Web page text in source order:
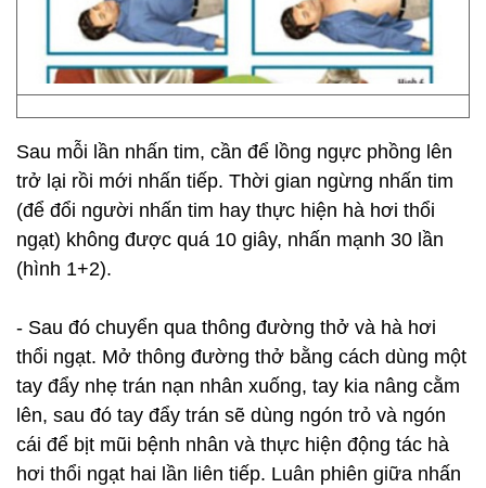
Sau mỗi lần nhấn tim, cần để lồng ngực phồng lên
trở lại rồi mới nhấn tiếp. Thời gian ngừng nhấn tim
(để đổi người nhấn tim hay thực hiện hà hơi thổi
ngạt) không được quá 10 giây, nhấn mạnh 30 lần
(hình 1+2).
- Sau đó chuyển qua thông đường thở và hà hơi
thổi ngạt. Mở thông đường thở bằng cách dùng một
tay đẩy nhẹ trán nạn nhân xuống, tay kia nâng cằm
lên, sau đó tay đẩy trán sẽ dùng ngón trỏ và ngón
cái để bịt mũi bệnh nhân và thực hiện động tác hà
hơi thổi ngạt hai lần liên tiếp. Luân phiên giữa nhấn